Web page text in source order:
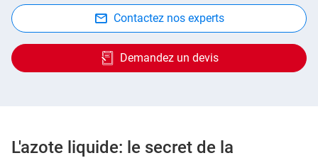
Contactez nos experts
Demandez un devis
L'azote liquide: le secret de la